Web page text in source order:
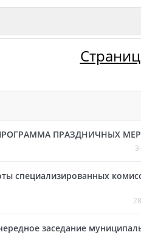
ПРАЗДНИЧНЫХ
специализированных
заседание